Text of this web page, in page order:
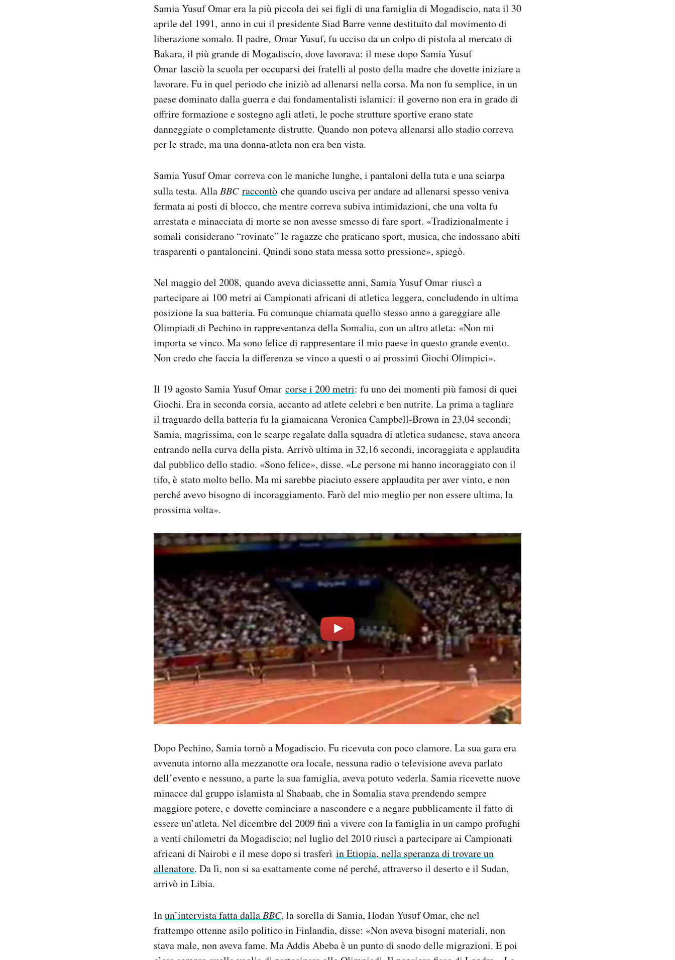
Samia Yusuf Omar era la più piccola dei sei figli di una famiglia di Mogadiscio, nata il 30
aprile del 1991, anno in cui il presidente Siad Barre venne destituito dal movimento di
liberazione somalo. Il padre, Omar Yusuf, fu ucciso da un colpo di pistola al mercato di
Bakara, il più grande di Mogadiscio, dove lavorava: il mese dopo Samia Yusuf
Omar lasciò la scuola per occuparsi dei fratelli al posto della madre che dovette iniziare a
lavorare. Fu in quel periodo che iniziò ad allenarsi nella corsa. Ma non fu semplice, in un
paese dominato dalla guerra e dai fondamentalisti islamici: il governo non era in grado di
offrire formazione e sostegno agli atleti, le poche strutture sportive erano state
danneggiate o completamente distrutte. Quando non poteva allenarsi allo stadio correva
per le strade, ma una donna-atleta non era ben vista.
Samia Yusuf Omar correva con le maniche lunghe, i pantaloni della tuta e una sciarpa
sulla testa. Alla BBC raccontò che quando usciva per andare ad allenarsi spesso veniva
fermata ai posti di blocco, che mentre correva subiva intimidazioni, che una volta fu
arrestata e minacciata di morte se non avesse smesso di fare sport. «Tradizionalmente i
somali considerano “rovinate” le ragazze che praticano sport, musica, che indossano abiti
trasparenti o pantaloncini. Quindi sono stata messa sotto pressione», spiegò.
Nel maggio del 2008, quando aveva diciassette anni, Samia Yusuf Omar riuscì a
partecipare ai 100 metri ai Campionati africani di atletica leggera, concludendo in ultima
posizione la sua batteria. Fu comunque chiamata quello stesso anno a gareggiare alle
Olimpiadi di Pechino in rappresentanza della Somalia, con un altro atleta: «Non mi
importa se vinco. Ma sono felice di rappresentare il mio paese in questo grande evento.
Non credo che faccia la differenza se vinco a questi o ai prossimi Giochi Olimpici».
Il 19 agosto Samia Yusuf Omar corse i 200 metri: fu uno dei momenti più famosi di quei
Giochi. Era in seconda corsia, accanto ad atlete celebri e ben nutrite. La prima a tagliare
il traguardo della batteria fu la giamaicana Veronica Campbell-Brown in 23,04 secondi;
Samia, magrissima, con le scarpe regalate dalla squadra di atletica sudanese, stava ancora
entrando nella curva della pista. Arrivò ultima in 32,16 secondi, incoraggiata e applaudita
dal pubblico dello stadio. «Sono felice», disse. «Le persone mi hanno incoraggiato con il
tifo, è stato molto bello. Ma mi sarebbe piaciuto essere applaudita per aver vinto, e non
perché avevo bisogno di incoraggiamento. Farò del mio meglio per non essere ultima, la
prossima volta».
Dopo Pechino, Samia tornò a Mogadiscio. Fu ricevuta con poco clamore. La sua gara era
avvenuta intorno alla mezzanotte ora locale, nessuna radio o televisione aveva parlato
dell’evento e nessuno, a parte la sua famiglia, aveva potuto vederla. Samia ricevette nuove
minacce dal gruppo islamista al Shabaab, che in Somalia stava prendendo sempre
maggiore potere, e dovette cominciare a nascondere e a negare pubblicamente il fatto di
essere un’atleta. Nel dicembre del 2009 finì a vivere con la famiglia in un campo profughi
a venti chilometri da Mogadiscio; nel luglio del 2010 riuscì a partecipare ai Campionati
africani di Nairobi e il mese dopo si trasferì in Etiopia, nella speranza di trovare un
allenatore. Da lì, non si sa esattamente come né perché, attraverso il deserto e il Sudan,
arrivò in Libia.
Inun’intervista fatta dalla BBC, la sorella di Samia, Hodan Yusuf Omar, che nel
frattempo ottenne asilo politico in Finlandia, disse: «Non aveva bisogni materiali, non
stava male, non aveva fame. Ma Addis Abeba è un punto di snodo delle migrazioni. E poi